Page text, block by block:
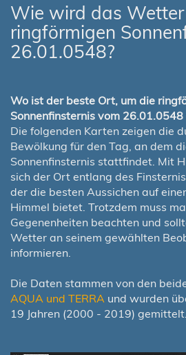
Wie wird das
ringförmigen
26.01.0548?
Wo ist der beste Ort, um die
Sonnenfinsternis vom
Die folgenden Karten zeigen die
Bewölkung für den Tag, an dem
Sonnenfinsternis stattfindet. Mit
sich der Ort entlang des
der die besten Aussichen auf
Himmel bietet. Trotzdem muss
Gegenenheiten beachten und
Wetter an seinem gewählten
informieren.
Die Daten stammen von den
AQUA und TERRA und wurden
19 Jahren (2000 - 2019) gemittelt.